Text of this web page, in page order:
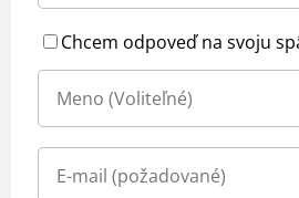
Chcem odpoveď na svoju